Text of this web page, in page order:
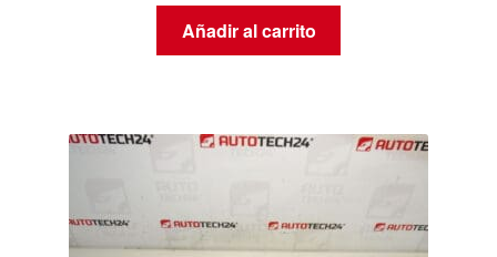
Añadir al carrito